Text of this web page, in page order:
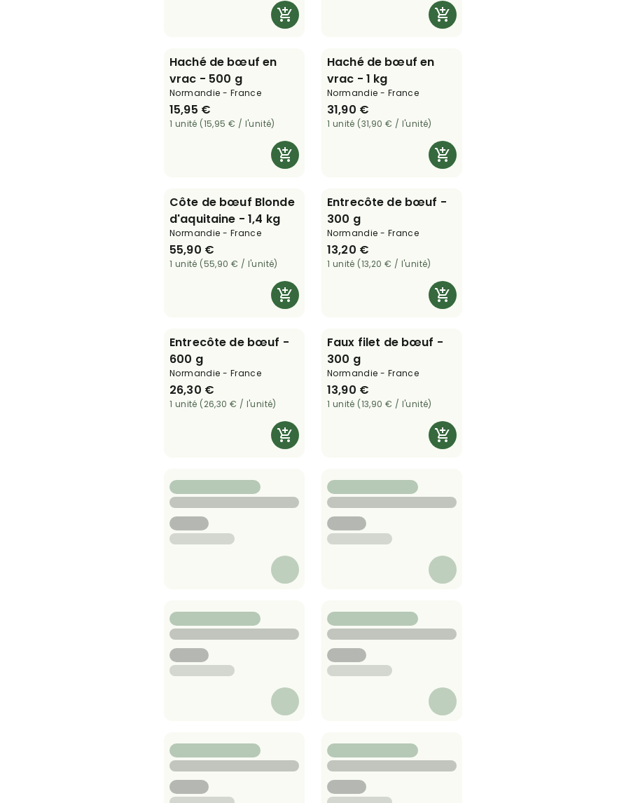
Haché de bœuf en
vrac - 500 g
Normandie - France
15,95 €
1 unité (15,95 € / l'unité)
Haché de bœuf en
vrac - 1 kg
Normandie - France
31,90 €
1 unité (31,90 € / l'unité)
Côte de bœuf Blonde
d'aquitaine - 1,4 kg
Normandie - France
55,90 €
1 unité (55,90 € / l'unité)
Entrecôte de bœuf -
300 g
Normandie - France
13,20 €
1 unité (13,20 € / l'unité)
Entrecôte de bœuf -
600 g
Normandie - France
26,30 €
1 unité (26,30 € / l'unité)
Faux filet de bœuf -
300 g
Normandie - France
13,90 €
1 unité (13,90 € / l'unité)